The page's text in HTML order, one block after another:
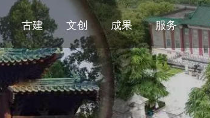
古建 文创 成果 服务